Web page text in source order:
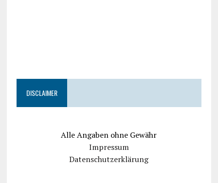
DISCLAIMER
Alle Angaben ohne Gewähr
Impressum
Datenschutzerklärung